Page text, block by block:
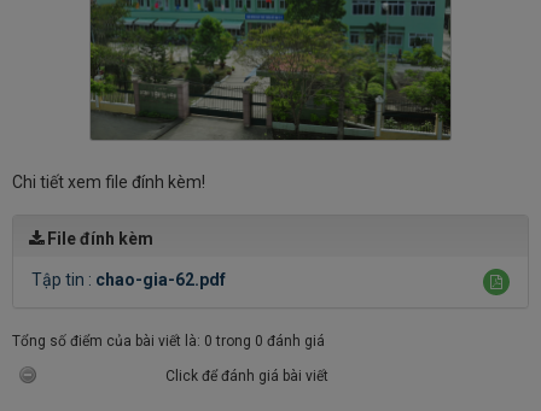
Chi tiết xem file đính kèm!
File đính kèm
Tập tin : chao-gia-62.pdf
Tổng số điểm của bài viết là: 0 trong 0 đánh giá
Click để đánh giá bài viết